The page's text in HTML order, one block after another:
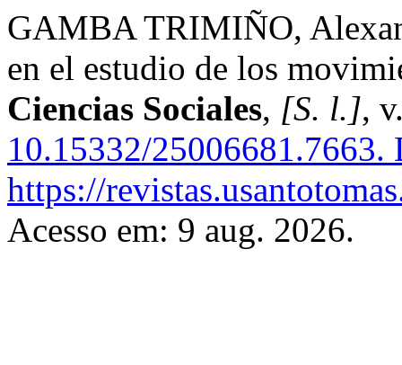
GAMBA TRIMIÑO,
en el estudio de los
Ciencias Sociales, [S. l.],
10.15332/25006681.7663.
https://
Acesso em: 9 aug. 2026.